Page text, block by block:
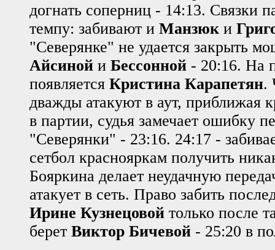
догнать соперниц - 14:13. Связки
темпу: забивают и Манзюк и
"Северянке" не удается закрыть
Айсиной и Бессонной - 20:16. На
появляется Кристина Карапетян.
дважды атакуют в аут, приближая
в партии, судья замечает ошибку
"Северянки" - 23:16. 24:17 -
сетбол краснояркам получить
Бояркина делает неудачную
атакует в сеть. Право забить
Ирине Кузнецовой только после
берет Виктор Бичевой - 25:20 в